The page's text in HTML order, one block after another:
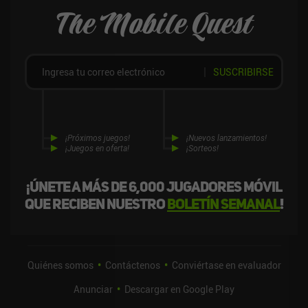
The Mobile Quest
¡Únete a más de 6,000 jugadores móvil
que reciben nuestroboletín semanal!
¡Próximos juegos!
¡Juegos en oferta!
¡Nuevos lanzamientos!
¡Sorteos!
SUSCRIBIRSE
Quiénes somos Contáctenos
Conviértase en evaluador
Anunciar
Descargar en Google Play